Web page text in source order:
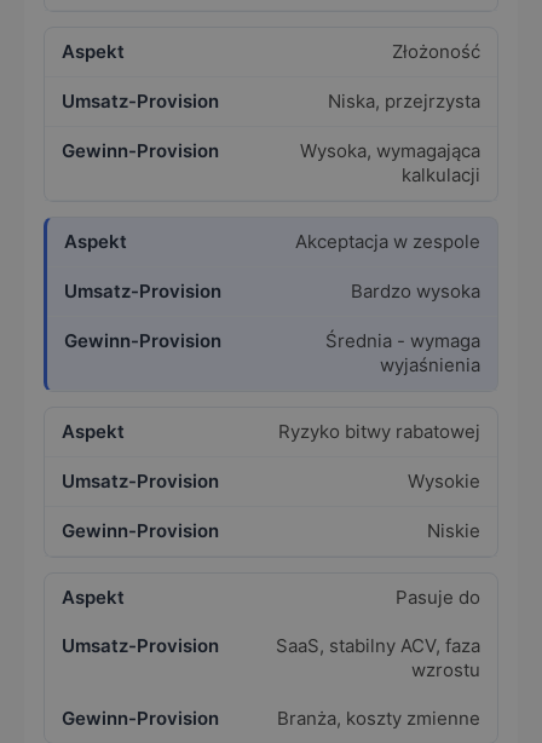
Złożoność
Niska, przejrzysta
Wysoka, wymagająca
kalkulacji
Akceptacja w zespole
Bardzo wysoka
Średnia - wymaga
wyjaśnienia
Ryzyko bitwy rabatowej
Wysokie
Niskie
Pasuje do
SaaS, stabilny ACV, faza
wzrostu
Branża, koszty zmienne